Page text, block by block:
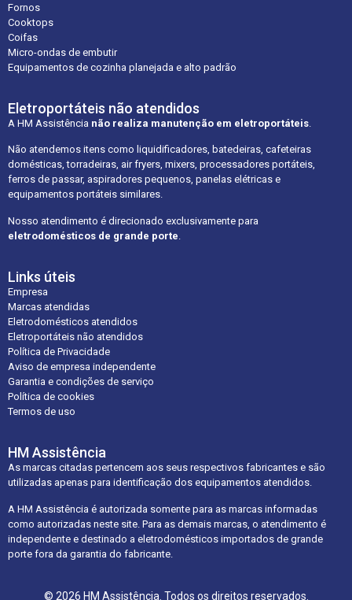
Fornos
Cooktops
Coifas
Micro-ondas de embutir
Equipamentos de cozinha planejada e alto padrão
Eletroportáteis não atendidos
A HM Assistência não realiza manutenção em eletroportáteis
Não atendemos itens como liquidificadores, batedeiras, cafeteiras
domésticas, torradeiras, air fryers, mixers, processadores portáteis,
ferros de passar, aspiradores pequenos, panelas elétricas e
equipamentos portáteis similares.
Nosso atendimento é direcionado exclusivamente para
eletrodomésticos de grande porte
Links úteis
Empresa
Marcas atendidas
Eletrodomésticos atendidos
Eletroportáteis não atendidos
Política de Privacidade
Aviso de empresa independente
Garantia e condições de serviço
Política de cookies
Termos de uso
HM Assistência
As marcas citadas pertencem aos seus respectivos fabricantes e são
utilizadas apenas para identificação dos equipamentos atendidos.
A HM Assistência é autorizada somente para as marcas informadas
como autorizadas neste site. Para as demais marcas, o atendimento é
independente e destinado a eletrodomésticos importados de grande
porte fora da garantia do fabricante.
© 2026 HM Assistência. Todos os direitos reservados.